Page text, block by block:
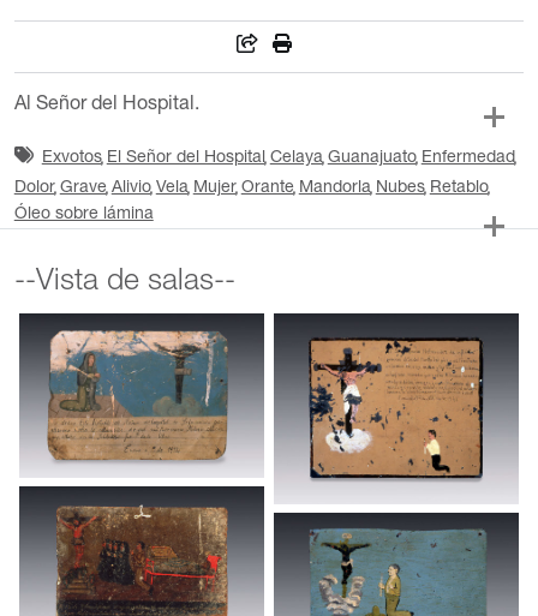
Al Señor del Hospital.
Exvotos El Señor del Hospital Celaya Guanajuato Enfermedad
Dolor Grave Alivio Vela Mujer Orante Mandorla Nubes Retablo
Óleo sobre lámina
--Vista de salas--